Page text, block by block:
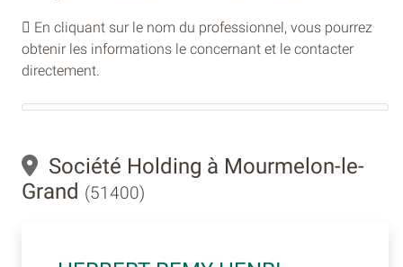
En cliquant sur le nom du professionnel, vous pourrez
obtenir les informations le concernant et le contacter
directement.
Société Holding à Mourmelon-le-
Grand (51400)